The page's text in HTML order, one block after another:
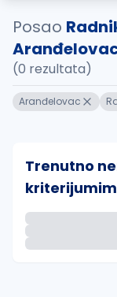
Posao
(0 rezultata)
Aranđelovac
Trenutno